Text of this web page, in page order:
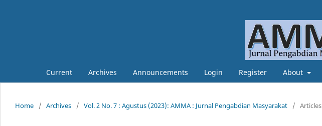
Current Archives Announcements Login Register About
Home / Archives / Vol. 2 No. 7 : Agustus (2023): AMMA : Jurnal Pengabdian Masyarakat / Articles